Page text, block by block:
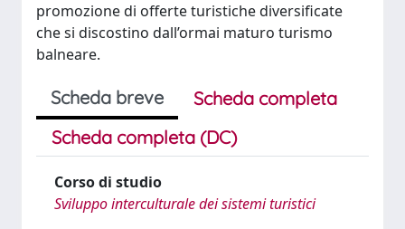
promozione di offerte turistiche diversificate
che si discostino dall’ormai maturo turismo
balneare.
Scheda breve
Scheda completa
Scheda completa (DC)
Corso di studio
Sviluppo interculturale dei sistemi turistici